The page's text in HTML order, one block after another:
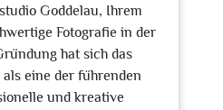
Goddelau, Ihrem
Fotografie in der
hat sich das
eine der führenden
und kreative